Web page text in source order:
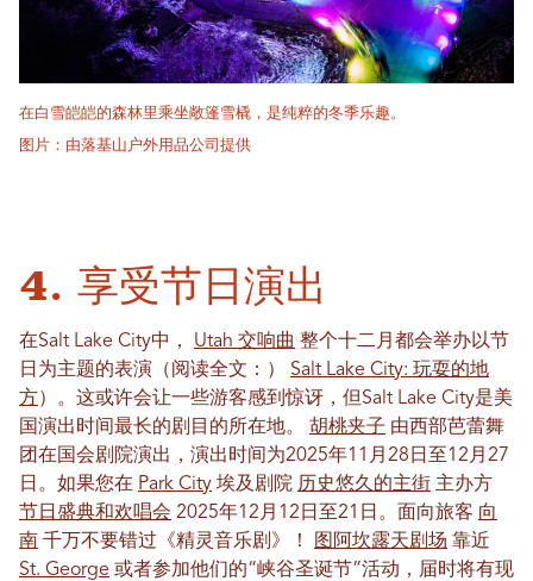
在白雪皑皑的森林里乘坐敞篷雪橇，是纯粹的冬季乐趣。
图片：由落基山户外用品公司提供
4. 享受节日演出
在Salt Lake City中， Utah 交响曲 整个十二月都会举办以节
日为主题的表演（阅读全文：） Salt Lake City: 玩耍的地
方）。这或许会让一些游客感到惊讶，但Salt Lake City是美
国演出时间最长的剧目的所在地。 胡桃夹子 由西部芭蕾舞
团在国会剧院演出，演出时间为2025年11月28日至12月27
日。如果您在 Park City 埃及剧院 历史悠久的主街 主办方
节日盛典和欢唱会 2025年12月12日至21日。面向旅客 向
南 千万不要错过《精灵音乐剧》！ 图阿坎露天剧场 靠近
St. George 或者参加他们的“峡谷圣诞节”活动，届时将有现